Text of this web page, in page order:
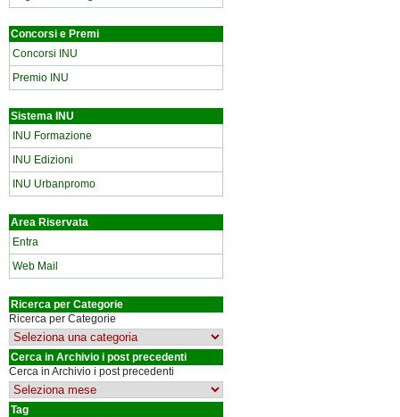
Concorsi e Premi
Concorsi INU
Premio INU
Sistema INU
INU Formazione
INU Edizioni
INU Urbanpromo
Area Riservata
Entra
Web Mail
Ricerca per Categorie
Ricerca per Categorie
Cerca in Archivio i post precedenti
Cerca in Archivio i post precedenti
Tag